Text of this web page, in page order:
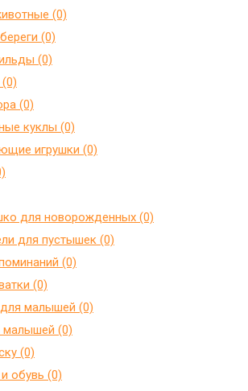
(0)
(0)
(0)
(0)
куклы (0)
игрушки (0)
для новорожденных (0)
для пустышек (0)
(0)
(0)
малышей (0)
(0)
(0)
обувь (0)